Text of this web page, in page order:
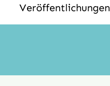
Veröffentlichungen